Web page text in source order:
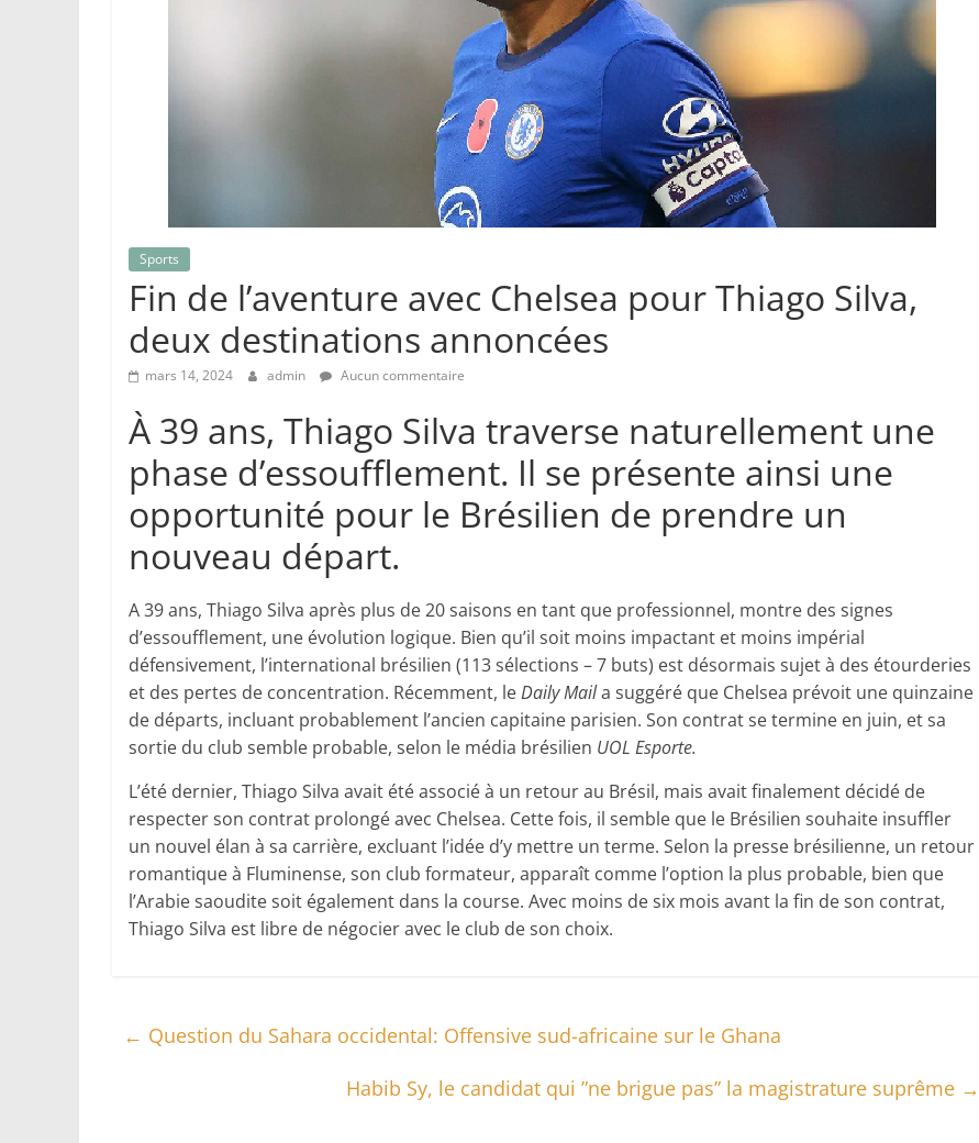
Sports
Fin de l’aventure avec Chelsea pour Thiago Silva,
deux destinations annoncées
mars 14, 2024 admin Aucun commentaire
À 39 ans, Thiago Silva traverse naturellement une
phase d’essoufflement. Il se présente ainsi une
opportunité pour le Brésilien de prendre un
nouveau départ.
A 39 ans, Thiago Silva après plus de 20 saisons en tant que professionnel, montre des signes
d’essoufflement, une évolution logique. Bien qu’il soit moins impactant et moins impérial
défensivement, l’international brésilien (113 sélections – 7 buts) est désormais sujet à des étourderies
et des pertes de concentration. Récemment, leDaily Maila suggéré que Chelsea prévoit une quinzaine
de départs, incluant probablement l’ancien capitaine parisien. Son contrat se termine en juin, et sa
sortie du club semble probable, selon le média brésilien UOL Esporte.
L’été dernier, Thiago Silva avait été associé à un retour au Brésil, mais avait finalement décidé de
respecter son contrat prolongé avec Chelsea. Cette fois, il semble que le Brésilien souhaite insuffler
un nouvel élan à sa carrière, excluant l’idée d’y mettre un terme. Selon la presse brésilienne, un retour
romantique à Fluminense, son club formateur, apparaît comme l’option la plus probable, bien que
l’Arabie saoudite soit également dans la course. Avec moins de six mois avant la fin de son contrat,
Thiago Silva est libre de négocier avec le club de son choix.
← Question du Sahara occidental: Offensive sud-africaine sur le Ghana
Habib Sy, le candidat qui ”ne brigue pas” la magistrature suprême →